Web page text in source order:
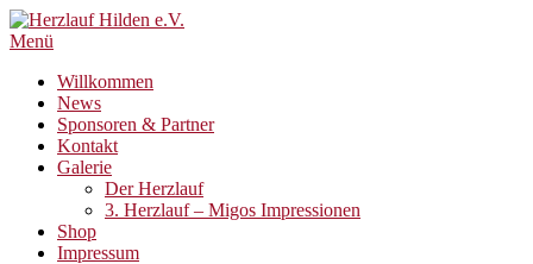
Zum
Inhalt
Menü
Willkommen
News
Sponsoren & Partner
Kontakt
Galerie
Der Herzlauf
3. Herzlauf – Migos Impressionen
Shop
Impressum